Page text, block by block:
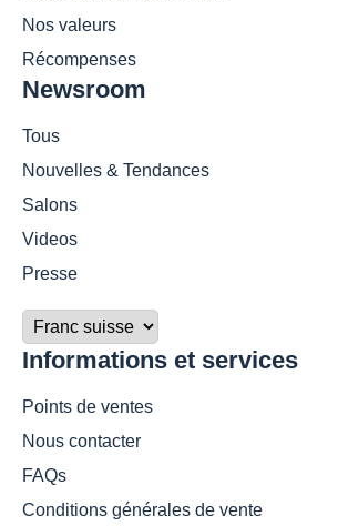
Nos valeurs
Récompenses
Newsroom
Tous
Nouvelles & Tendances
Salons
Videos
Presse
Informations et services
Points de ventes
Nous contacter
FAQs
Conditions générales de vente